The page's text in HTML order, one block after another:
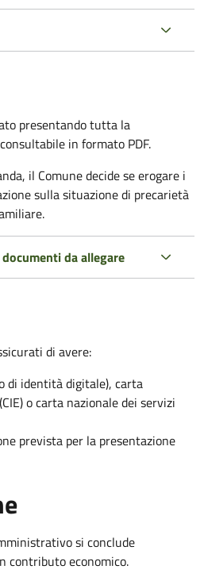
presentando tutta la
in formato PDF.
il Comune decide se erogare i
sulla situazione di precarietà
da allegare
di avere:
di identità digitale), carta
o carta nazionale dei servizi
prevista per la presentazione
si conclude
contributo economico.